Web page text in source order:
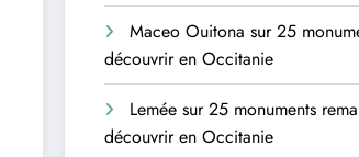
Maceo Ouitona sur25
découvrir en Occitanie
Lemée sur25 monuments
découvrir en Occitanie